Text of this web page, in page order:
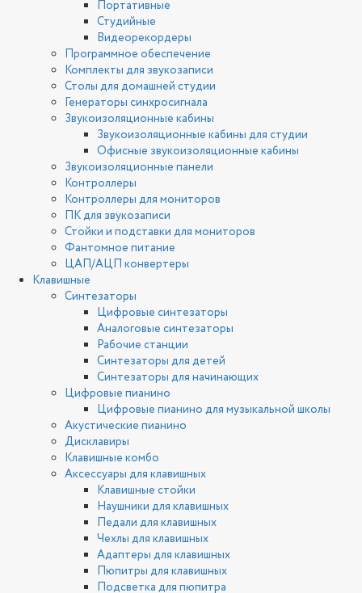
Портативные
Студийные
Видеорекордеры
Программное обеспечение
Комплекты для звукозаписи
Столы для домашней студии
Генераторы синхросигнала
Звукоизоляционные кабины
Звукоизоляционные кабины для студии
Офисные звукоизоляционные кабины
Звукоизоляционные панели
Контроллеры
Контроллеры для мониторов
ПК для звукозаписи
Стойки и подставки для мониторов
Фантомное питание
ЦАП/АЦП конвертеры
Клавишные
Синтезаторы
Цифровые синтезаторы
Аналоговые синтезаторы
Рабочие станции
Синтезаторы для детей
Синтезаторы для начинающих
Цифровые пианино
Цифровые пианино для музыкальной школы
Акустические пианино
Дисклавиры
Клавишные комбо
Аксессуары для клавишных
Клавишные стойки
Наушники для клавишных
Педали для клавишных
Чехлы для клавишных
Адаптеры для клавишных
Пюпитры для клавишных
Подсветка для пюпитра